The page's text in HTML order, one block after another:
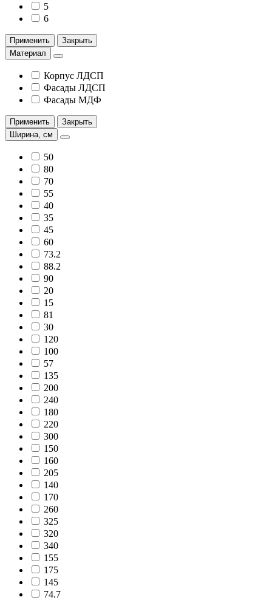
5
6
Применить
Закрыть
Материал
Корпус ЛДСП
Фасады ЛДСП
Фасады МДФ
Применить
Закрыть
Ширина, см
50
80
70
55
40
35
45
60
73.2
88.2
90
20
15
81
30
120
100
57
135
200
240
180
220
300
150
160
205
140
170
260
325
320
340
155
175
145
74.7